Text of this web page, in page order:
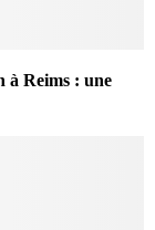
à Reims : une